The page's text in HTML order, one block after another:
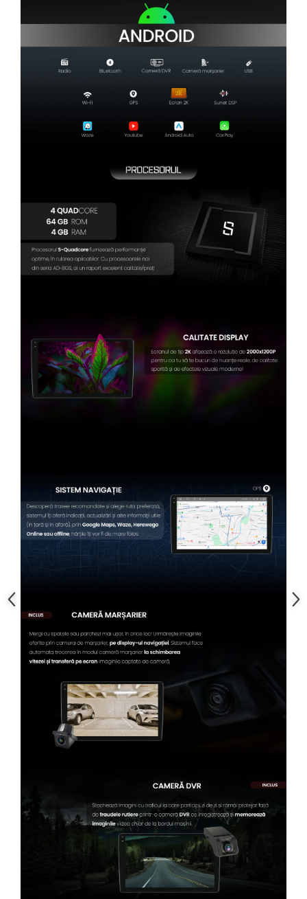
Camere Fiat
Camere înregistrare trafic
Accesorii multimedia
Conectică Auto
Conectică Auto
Conectică Volkswagen
Conectică Mercedes Benz
Conectică Skoda
Conectică Honda
Conectică Chevrolet
Conectică Renault
Conectică Kia
Conectică Mitsubishi
Lumini ambientale